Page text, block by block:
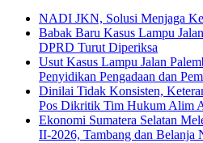
NADI JKN, Solusi Menjaga
Babak Baru Kasus Lampu
DPRD Turut Diperiksa
Usut Kasus Lampu Jalan
Penyidikan Pengadaan dan
Dinilai Tidak Konsisten,
Pos Dikritik Tim Hukum Alim
Ekonomi Sumatera Selatan
II-2026, Tambang dan Belanja